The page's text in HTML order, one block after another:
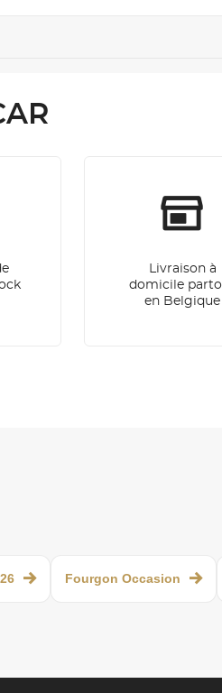
Livraison à
domicile
en Belgique
Fourgon Occasion